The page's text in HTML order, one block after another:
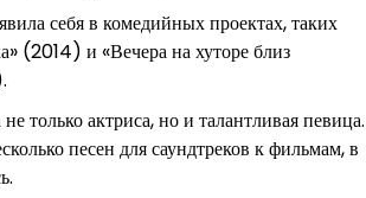
себя в комедийных проектах, таких
(2014) и «Вечера на хуторе близ
только актриса, но и талантливая певица.
песен для саундтреков к фильмам, в